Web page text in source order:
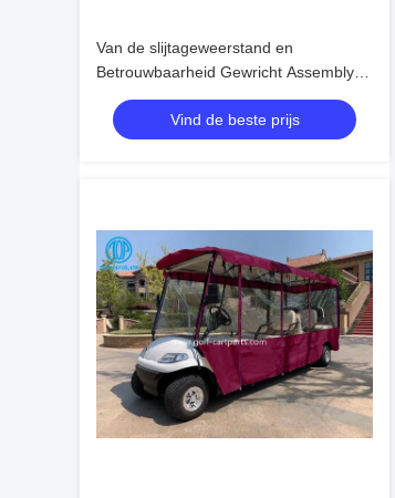
Van de slijtageweerstand en
Betrouwbaarheid Gewricht Assembly/L
VOOR GOLFkarren A627
Vind de beste prijs